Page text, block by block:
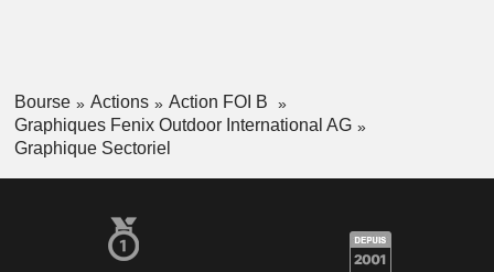
Bourse Actions
Action FOI B
Graphiques Fenix Outdoor International AG
Graphique Sectoriel